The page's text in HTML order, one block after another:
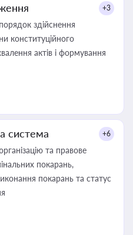
+3
здійснення
конституційного
актів і формування
система +6
та правове
покарань,
покарань та статус